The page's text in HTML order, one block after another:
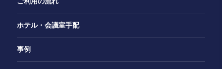
ホテル・会議室手配
事例